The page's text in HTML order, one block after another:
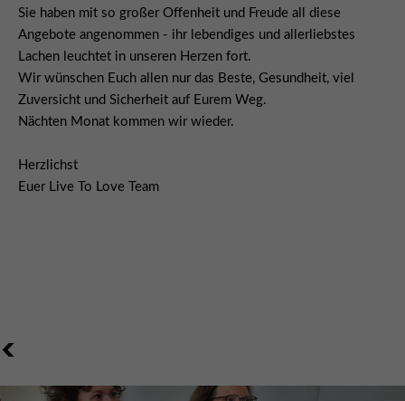
Sie haben mit so großer Offenheit und Freude all diese
Angebote angenommen - ihr lebendiges und allerliebstes
Lachen leuchtet in unseren Herzen fort.
Wir wünschen Euch allen nur das Beste, Gesundheit, viel
Zuversicht und Sicherheit auf Eurem Weg.
Nächten Monat kommen wir wieder.
Herzlichst
Euer Live To Love Team
<